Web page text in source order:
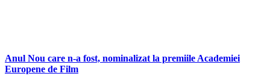
Anul Nou care n-a fost, nominalizat la premiile Academiei
Europene de Film